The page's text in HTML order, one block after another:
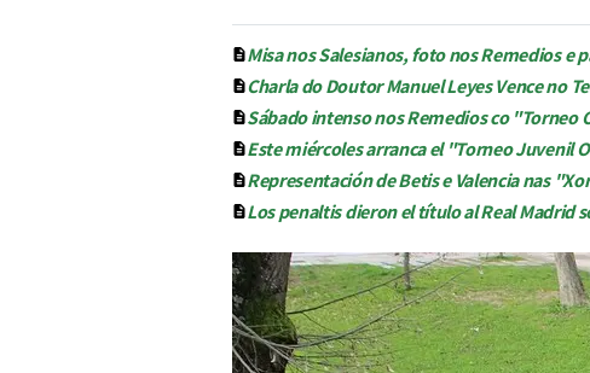
Misa nos Salesianos, foto nos Remedios e
Charla do Doutor Manuel Leyes Vence no
Sábado intenso nos Remedios co "Torneo
Este miércoles arranca el "Torneo Juvenil
Representación de Betis e Valencia nas
Los penaltis dieron el título al Real Madrid